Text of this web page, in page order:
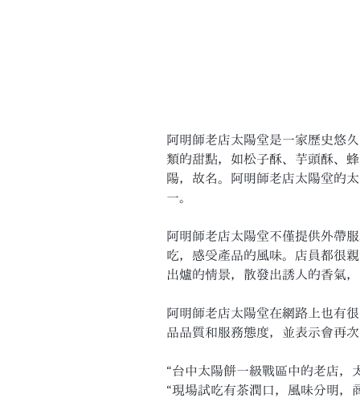
阿明師老店太陽堂是一家歷史悠
類的甜點，如松子酥、芋頭酥、
陽，故名。阿明師老店太陽堂的
一。
阿明師老店太陽堂不僅提供外帶
吃，感受產品的風味。店員都很
出爐的情景，散發出誘人的香氣
阿明師老店太陽堂在網路上也有
品品質和服務態度，並表示會再
“台中太陽餅一級戰區中的老店，
“現場試吃有茶潤口，風味分明，